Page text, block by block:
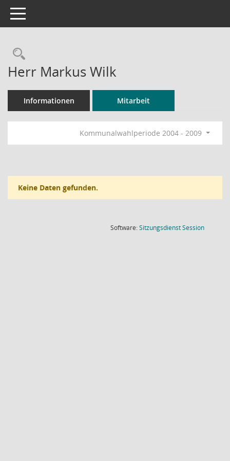
Toggle navigation
Rechercheauswahl
Herr Markus Wilk
Informationen Mitarbeit
Kommunalwahlperiode 2004 - 2009
Keine Daten gefunden.
Software:SitzungsdienstSession(Wird in